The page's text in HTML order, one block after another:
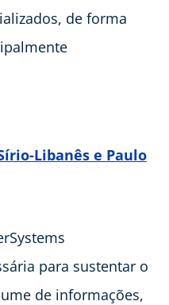
de forma
Libanês e Paulo
para sustentar o
de informações,